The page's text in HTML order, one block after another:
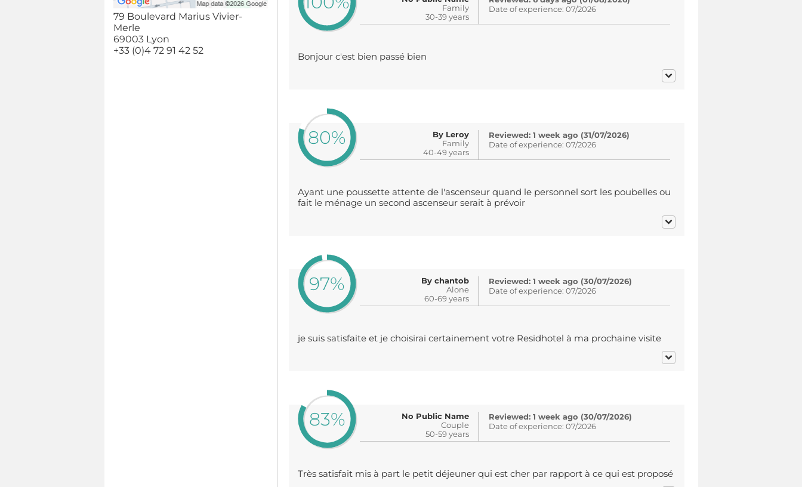
79 Boulevard Marius Vivier-
Merle
69003 Lyon
+33 (0)4 72 91 42 52
Family
30-39 years
Date of experience: 07/2026
Bonjour c'est bien passé bien
80%
By Leroy
Family
40-49 years
Reviewed: 1 week ago (31/07/2026)
Date of experience: 07/2026
Ayant une poussette attente de l'ascenseur quand le personnel sort les poubelles ou
fait le ménage un second ascenseur serait à prévoir
97%
By chantob
Alone
60-69 years
Reviewed: 1 week ago (30/07/2026)
Date of experience: 07/2026
je suis satisfaite et je choisirai certainement votre Residhotel à ma prochaine visite
83%
No Public Name
Couple
50-59 years
Reviewed: 1 week ago (30/07/2026)
Date of experience: 07/2026
Très satisfait mis à part le petit déjeuner qui est cher par rapport à ce qui est proposé